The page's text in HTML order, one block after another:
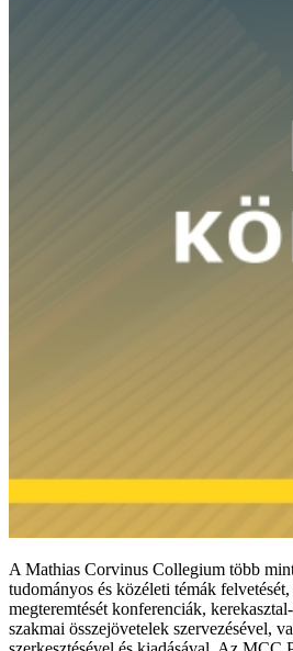
A Mathias Corvinus Collegium több
tudományos és közéleti témák
megteremtését konferenciák,
szakmai összejövetelek szervezésével,